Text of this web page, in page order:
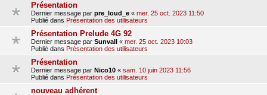
Présentation
Dernier message par pre_loud_e « mer. 25 oct. 2023 11:50
Publié dans Présentation des utilisateurs
Présentation Prelude 4G 92
Dernier message par Sunvall « mer. 25 oct. 2023 10:03
Publié dans Présentation des utilisateurs
Présentation
Dernier message par Nico10 « sam. 10 juin 2023 11:56
Publié dans Présentation des utilisateurs
nouveau adhérent